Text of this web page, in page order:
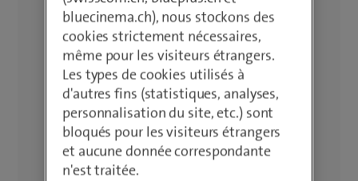
bluecinema.ch), nous stockons des
cookies strictement nécessaires,
même pour les visiteurs étrangers.
Les types de cookies utilisés à
d'autres fins (statistiques, analyses,
personnalisation du site, etc.) sont
bloqués pour les visiteurs étrangers
et aucune donnée correspondante
n'est traitée.